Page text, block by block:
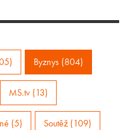
Byznys (804)
MS.tv (13)
(5) Soutěž (109)